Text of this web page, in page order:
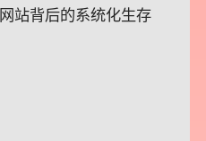
站背后的系统化生存
站背后的系统化生存